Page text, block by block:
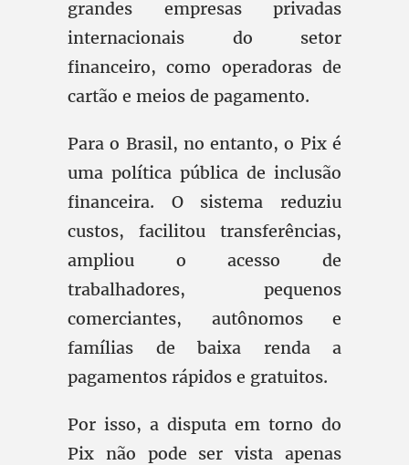
grandes empresas privadas
internacionais do setor
financeiro, como operadoras de
cartão e meios de pagamento.
Para o Brasil, no entanto, o Pix é
uma política pública de inclusão
financeira. O sistema reduziu
custos, facilitou transferências,
ampliou o acesso de
trabalhadores, pequenos
comerciantes, autônomos e
famílias de baixa renda a
pagamentos rápidos e gratuitos.
Por isso, a disputa em torno do
Pix não pode ser vista apenas